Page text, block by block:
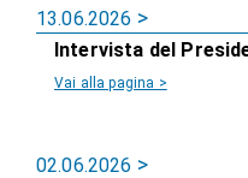
13.06.2026
Intervista del
Vai alla pagina >
02.06.2026